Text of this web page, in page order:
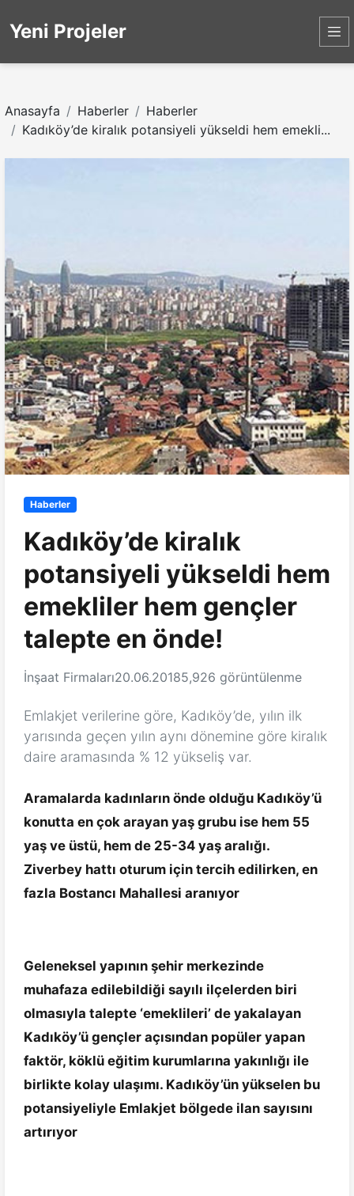
Yeni Projeler
Anasayfa Haberler
Haberler
Kadıköy’de kiralık potansiyeli yükseldi hem emekli...
Haberler
Kadıköy’de kiralık
potansiyeli yükseldi hem
emekliler hem gençler
talepte en önde!
İnşaat Firmaları20.06.20185,926 görüntülenme
Emlakjet verilerine göre, Kadıköy’de, yılın ilk
yarısında geçen yılın aynı dönemine göre kiralık
daire aramasında % 12 yükseliş var.
Aramalarda kadınların önde olduğu Kadıköy’ü
konutta en çok arayan yaş grubu ise hem 55
yaş ve üstü, hem de 25-34 yaş aralığı.
Ziverbey hattı oturum için tercih edilirken, en
fazla Bostancı Mahallesi aranıyor
Geleneksel yapının şehir merkezinde
muhafaza edilebildiği sayılı ilçelerden biri
olmasıyla talepte ‘emeklileri’ de yakalayan
Kadıköy’ü gençler açısından popüler yapan
faktör, köklü eğitim kurumlarına yakınlığı ile
birlikte kolay ulaşımı. Kadıköy’ün yükselen bu
potansiyeliyle Emlakjet bölgede ilan sayısını
artırıyor